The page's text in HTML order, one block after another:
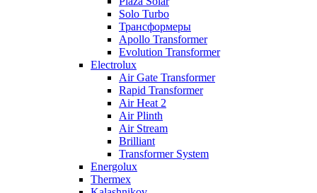
Solo Turbo
Трансформеры
Apollo Transformer
Evolution Transformer
Electrolux
Air Gate Transformer
Rapid Transformer
Air Heat 2
Air Plinth
Air Stream
Brilliant
Transformer System
Energolux
Тhermex